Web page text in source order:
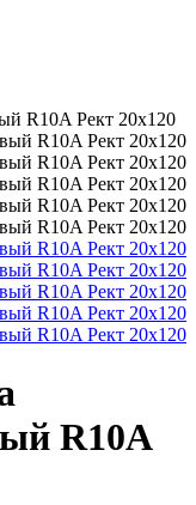
R10A Рект 20х120
R10A